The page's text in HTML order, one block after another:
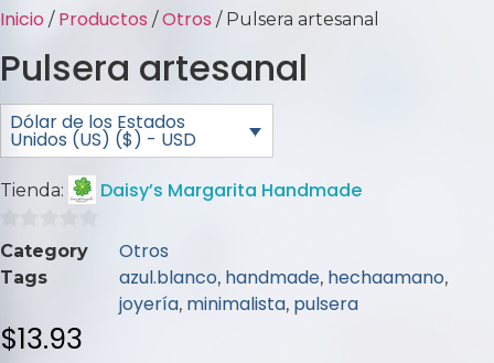
Inicio / Productos / Otros / Pulsera artesanal
Pulsera artesanal
Dólar de los Estados
Unidos (US) ($) - USD
Tienda: Daisy’s Margarita Handmade
0
de
Category Otros
Tags azul.blanco, handmade, hechaamano,
joyería, minimalista, pulsera
$13.93